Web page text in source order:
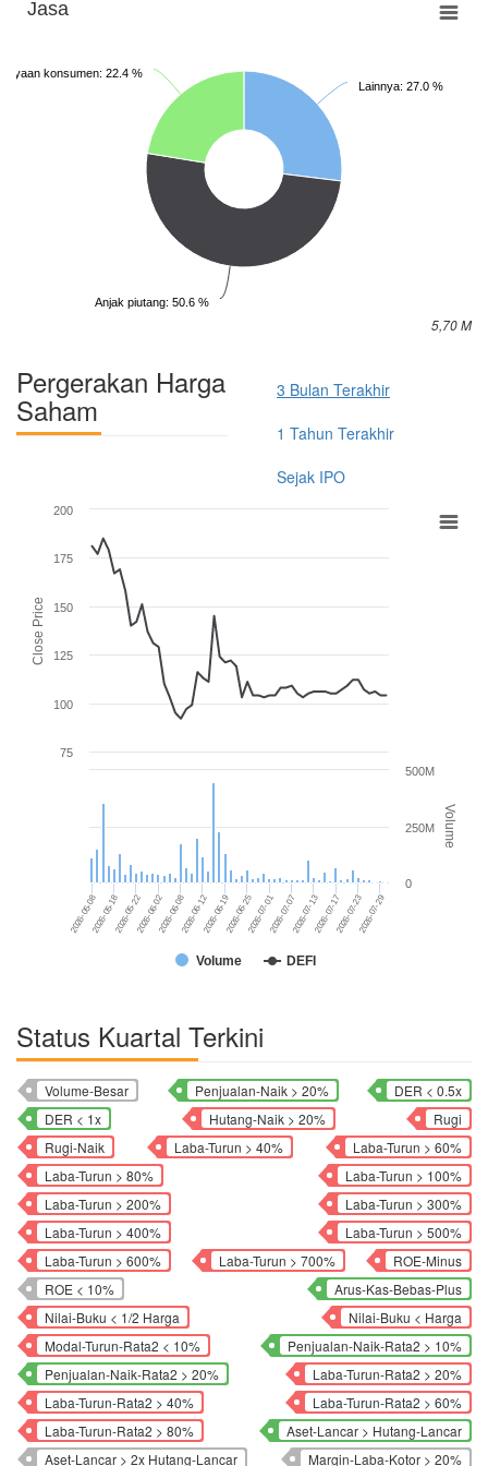
Jasa
Lainnya: 27.0 %
Anjak piutang: 50.6 %
konsumen: 22.4 %
5,70 M
Pergerakan Harga
Saham
3 Bulan Terakhir
1 Tahun Terakhir
Sejak IPO
Close Price
Volume
Volume DEFI
2026-05-08 2026-06-02 2026-06-19 2026-07-07 2026-07-23
2026-05-182026-05-22 2026-06-082026-06-12 2026-06-252026-07-01 2026-07-132026-07-17 2026-07-29
75
100
125
150
175
200
0
250M
500M
Status Kuartal Terkini
Volume-Besar Penjualan-Naik > 20%
DER < 0.5x
DER < 1x
Hutang-Naik > 20%
Rugi
Rugi-Naik
Laba-Turun > 40%
Laba-Turun > 60%
Laba-Turun > 80%
Laba-Turun > 100%
Laba-Turun > 200%
Laba-Turun > 300%
Laba-Turun > 400%
Laba-Turun > 500%
Laba-Turun > 600%
Laba-Turun > 700%
ROE-Minus
ROE < 10%
Arus-Kas-Bebas-Plus
Nilai-Buku < 1/2 Harga
Nilai-Buku < Harga
Modal-Turun-Rata2 < 10%
Penjualan-Naik-Rata2 > 10%
Penjualan-Naik-Rata2 > 20%
Laba-Turun-Rata2 > 20%
Laba-Turun-Rata2 > 40%
Laba-Turun-Rata2 > 60%
Laba-Turun-Rata2 > 80%
Aset-Lancar > Hutang-Lancar
Aset-Lancar > 2x Hutang-Lancar
Margin-Laba-Kotor > 20%